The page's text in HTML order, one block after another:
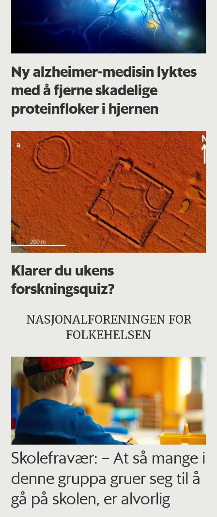
Ny alzheimer-medisin lyktes
med å fjerne skadelige
proteinfloker i hjernen
Klarer du ukens
forskningsquiz?
NASJONALFORENINGEN FOR
FOLKEHELSEN
Skolefravær: – At så mange i
denne gruppa gruer seg til å
gå på skolen, er alvorlig